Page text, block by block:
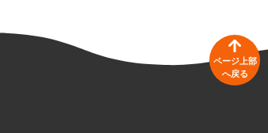
ページ上部
へ戻る